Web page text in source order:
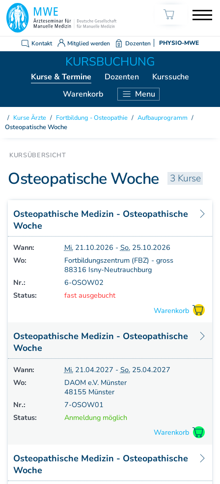
Kontakt Mitglied werden Dozenten PHYSIO-MWE
Kurse & Termine Dozenten
Kurssuche
Warenkorb
Menu
KURSE ÄRZTE
Grundkurs Modul 3
Grundkurs Modul 4
Aufbaukurs Modul 5
Aufbaukurs Modul 6
Aufbaukurs Modul 7
Aufbaukurs Modul 8
Fortbildung & Zusatzkurse
Refresherkurse Manuelle Medizin
Kinesio-Sport-Taping
Krankengymnastik am Gerät
CMD
PNE - Pain Neuroscience Education
Grundprogramm
Muskel-Energie
Craniale Osteopathie I
Viszerale Ostepathie I
Integration
Craniale Osteopathie II
Kurse Ärzte / Fortbildung - Osteopathie / Aufbauprogramm /
Osteopatische Woche
Osteopatische Woche 3 Kurse
Osteopathische Medizin - Osteopathische
Woche
Wann: Mi.21.10.2026 - So.25.10.2026
Wo:
Fortbildungszentrum (FBZ) - gross
88316 Isny-Neutrauchburg
Nr.:
6-OSOW02
Status:
fast ausgebucht
Osteopathische Medizin - Osteopathische
Woche
Wann: Mi.21.04.2027 - So.25.04.2027
Wo:
DAOM e.V. Münster
48155 Münster
Nr.:
7-OSOW01
Status:
Anmeldung möglich
Osteopathische Medizin - Osteopathische
Woche